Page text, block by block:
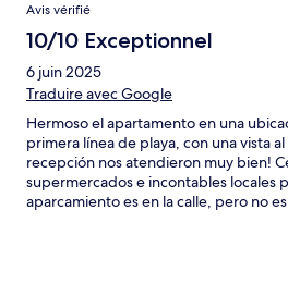
Avis vérifié
10/10 Exceptionnel
6 juin 2025
Traduire avec Google
Hermoso el apartamento en una
primera línea de playa, con una vista
recepción nos atendieron muy bien!
supermercados e incontables locales
aparcamiento es en la calle, pero no